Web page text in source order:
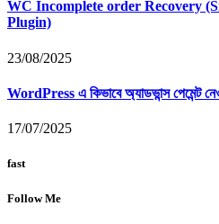
WC Incomplete order Recovery
Plugin)
23/08/2025
WordPress এ কিভাবে অ্যাডভান্স পেমেন্ট
17/07/2025
fast
Follow Me